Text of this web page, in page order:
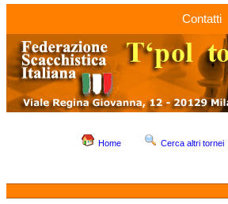
Contatti
Home Cerca altri tornei